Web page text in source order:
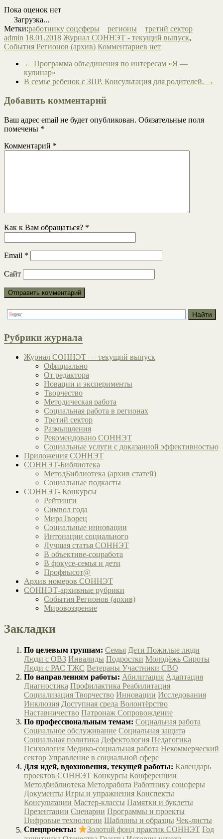
Пока оценок нет
Загрузка...
Метки:работнику соцсферы регионы
третий сектор
admin 18.01.2018 Журнал СОННЭТ - текущий выпуск,
События Регионов (архив) Комментариев нет
← Программа объединения по интересам «Я —
кулинар»
В семье ребенок с ЗПР. Консультация для родителей. →
Добавить комментарий
Ваш адрес email не будет опубликован. Обязательные поля
помечены *
Комментарий *
Как к Вам обращаться? *
Email *
Сайт
Рубрики журнала
Журнал СОННЭТ — текущий выпуск
Официально
От редактора
Новации и эксперименты
Творчество
Методическая работа
Социальная работа в регионах
Третий сектор
Размышления
Рекомендовано СОННЭТ
Социальные услуги с доказанной эффективностью
Приложения СОННЭТ
СОННЭТ-Библиотека
МетодБиблиотека (архив статей)
Социальные подкасты
СОННЭТ- Конкурсы
Рейтинги
Символ года
МираТворец
Социальные инновации
Интонации социального
Лучшая статья СОННЭТ
В объективе-соцработа
В фокусе-семья и дети
Профвысот@
Архив номеров СОННЭТ
СОННЭТ-архивные рубрики
События Регионов (архив)
Мировоззрение
Закладки
По целевым группам: Семья Дети Пожилые люди
Люди с ОВЗ Инвалиды Подростки Молодёжь Сироты
Люди с РАС ТЖС Ветераны Участники СВО
По направлениям работы: Абилитация Адаптация
Диагностика Профилактика Реабилитация
Социализация Творчество Инновации Исследования
Инклюзия Доступная среда Волонтёрство
Наставничество Патронаж Сопровождение
По профессиональным темам: Социальная работа
Социальное обслуживание Социальная защита
Социальная политика Дефектология Педагогика
Психология Медико-социальная работа Некоммерческий
сектор Управление в социальной сфере
Для идей, вдохновения, текущей работы: Календарь
проектов СОННЭТ Конкурсы Конференции
Методбиблиотека Методработа Работнику соцсферы
Документы Игры и упражнения Конспекты
Консультации Мастер-классы Памятки и буклеты
Презентации Сценарии Программы и проекты
Цифровые технологии Шаблоны и образцы Чек-листы
Спецпроекты:
Золотой фонд практик СОННЭТ Год